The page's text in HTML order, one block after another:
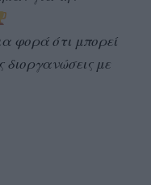
φορά ότι μπορεί
διοργανώσεις με